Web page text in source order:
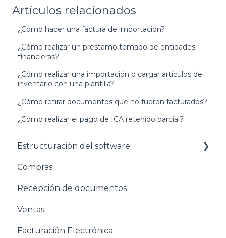
Artículos relacionados
¿Cómo hacer una factura de importación?
¿Cómo realizar un préstamo tomado de entidades
financieras?
¿Cómo realizar una importación o cargar artículos de
inventario con una plantilla?
¿Cómo retirar documentos que no fueron facturados?
¿Cómo realizar el pago de ICA retenido parcial?
Estructuración del software
Pasos para configurar tu empresa
Estructuración General
Estructuración Contabilidad
Estructuración Compras
Compras
Recepción de documentos
Ventas
Facturación Electrónica